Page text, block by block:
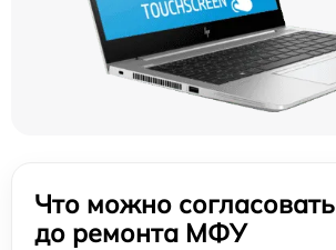
Что можно согласовать
до ремонта МФУ